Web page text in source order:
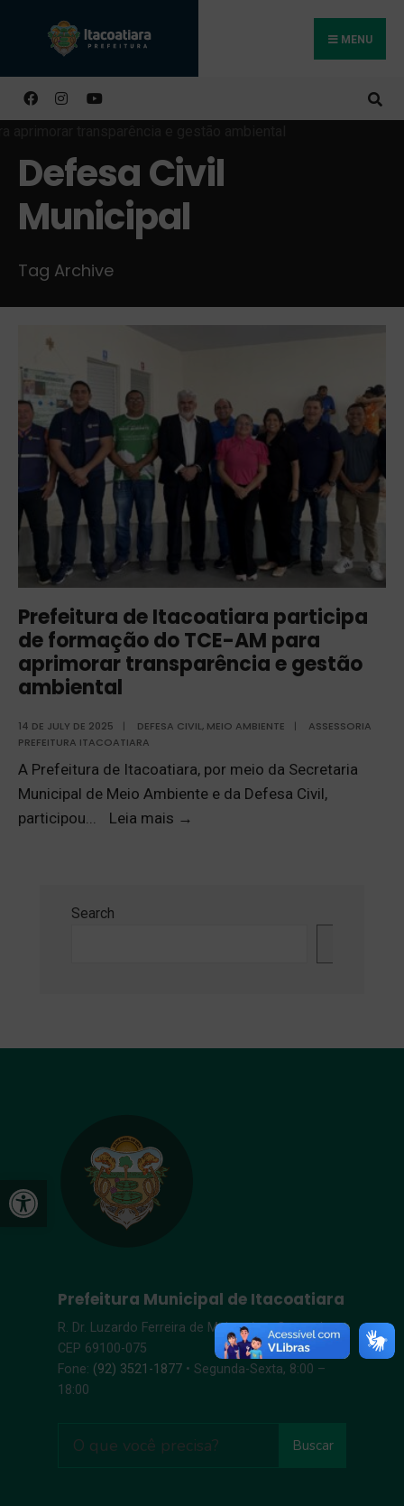
Open toolbar
MENU
Defesa Civil
Municipal
Tag Archive
Prefeitura de Itacoatiara participa
de formação do TCE-AM para
aprimorar transparência e gestão
ambiental
14 DE JULY DE 2025 | DEFESA CIVIL, MEIO AMBIENTE |
ASSESSORIA
PREFEITURA ITACOATIARA
A Prefeitura de Itacoatiara, por meio da Secretaria
Municipal de Meio Ambiente e da Defesa Civil,
participou... Leia mais →
Search
Prefeitura Municipal de Itacoatiara
R. Dr. Luzardo Ferreira de Melo, s/n – Centro |
CEP 69100-075
Fone: (92) 3521-1877 • Segunda-Sexta, 8:00 –
18:00
Buscar
Buscar